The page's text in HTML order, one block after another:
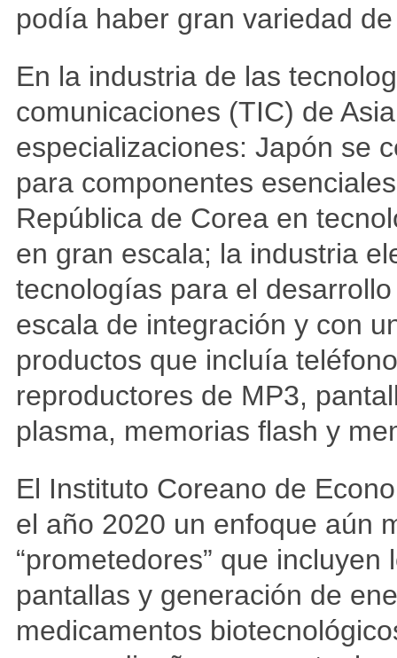
podía haber gran variedad
En la industria de las
comunicaciones (TIC) de
especializaciones: Japón se
para componentes
República de Corea en
en gran escala; la industria
tecnologías para el
escala de integración y con
productos que incluía
reproductores de MP3,
plasma, memorias flash y
El Instituto Coreano de
el año 2020 un enfoque aún
“prometedores” que
pantallas y generación de
medicamentos